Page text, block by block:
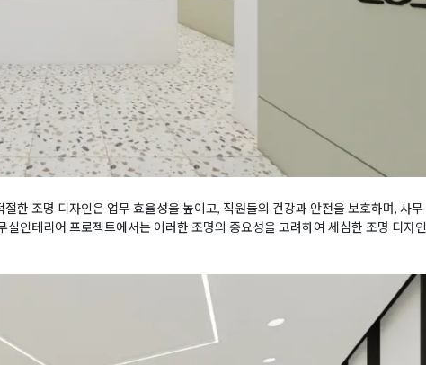
한 조명 디자인은 업무 효율성을 높이고, 직원들의 건강과 안전을 보호하며, 사무
인테리어 프로젝트에서는 이러한 조명의 중요성을 고려하여 세심한 조명 디자인